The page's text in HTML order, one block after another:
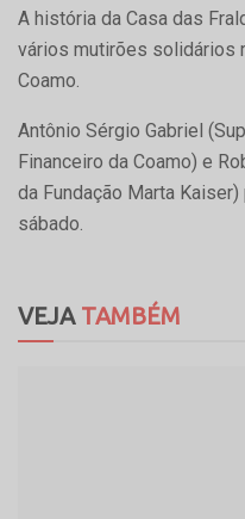
A história da Casa das
vários mutirões solidários
Coamo.
Antônio Sérgio Gabriel
Financeiro da Coamo) e
da Fundação Marta
sábado.
VEJATAMBÉM